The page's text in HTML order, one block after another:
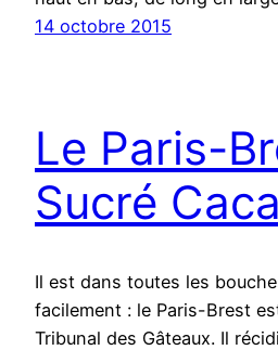
14 octobre 2015
Le Paris-
Sucré
Il est dans toutes les
facilement : le Paris-Brest
Tribunal des Gâteaux. Il